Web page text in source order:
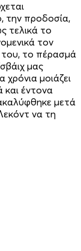
την προδοσία,
τελικά το
τον
το πέρασμά
μας
χρόνια μοιάζει
και έντονα
μετά
να τη